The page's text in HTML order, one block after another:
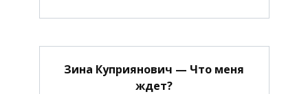
Зина Куприянович — Что меня
ждет?